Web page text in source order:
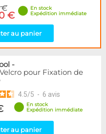
1
1
€
€
En stock
Expédition immédiate
au panier
-
pour Fixation de
4.5/5 - 6 avis
En stock
Expédition immédiate
au panier